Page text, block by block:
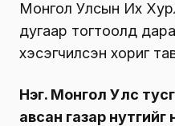
Монгол Улсын Их
дугаар тогтоолд
хэсэгчилсэн хориг
Нэг. Монгол Улс
авсан газар нутгийг